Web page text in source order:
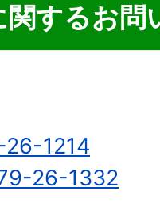
関するお問
1214
26-1332